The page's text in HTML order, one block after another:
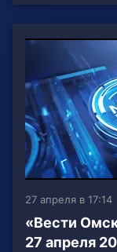
27 апреля в 17:14
«Вести
27 апреля